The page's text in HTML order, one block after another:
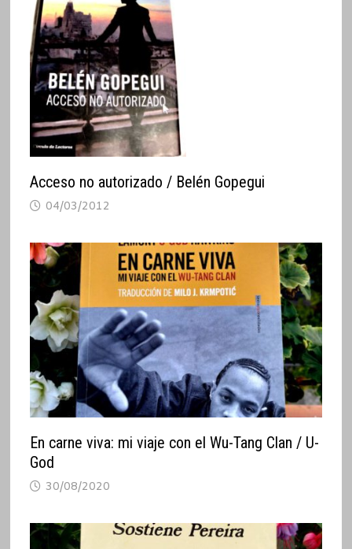
Acceso no autorizado / Belén Gopegui
04/03/2012
En carne viva: mi viaje con el Wu-Tang Clan / U-
God
30/08/2020